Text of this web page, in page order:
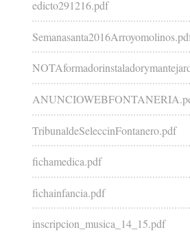
edicto291216.pdf
TribunaldeSeleccinFontanero.pdf
fichamedica.pdf
fichainfancia.pdf
inscripcion_musica_14_15.pdf